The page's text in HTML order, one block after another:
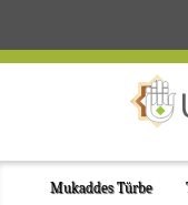
Mukaddes Türbe